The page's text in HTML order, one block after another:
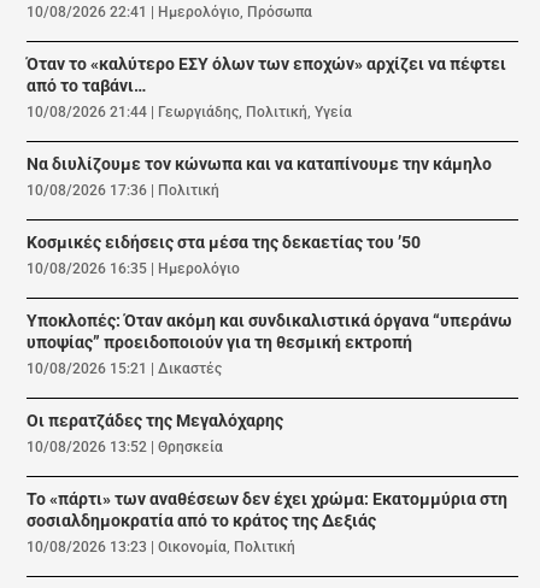
10/08/2026 22:41 Ημερολόγιο, Πρόσωπα
Όταν το «καλύτερο ΕΣΥ όλων των εποχών» αρχίζει να πέφτει
από το ταβάνι…
10/08/2026 21:44 Γεωργιάδης, Πολιτική,Υγεία
Να διυλίζουμε τον κώνωπα και να καταπίνουμε την κάμηλο
10/08/2026 17:36 Πολιτική
Κοσμικές ειδήσεις στα μέσα της δεκαετίας του ’50
10/08/2026 16:35 Ημερολόγιο
Υποκλοπές: Όταν ακόμη και συνδικαλιστικά όργανα “υπεράνω
υποψίας” προειδοποιούν για τη θεσμική εκτροπή
10/08/2026 15:21 |Δικαστές
Οι περατζάδες της Μεγαλόχαρης
10/08/2026 13:52 |Θρησκεία
Το «πάρτι» των αναθέσεων δεν έχει χρώμα: Εκατομμύρια στη
σοσιαλδημοκρατία από το κράτος της Δεξιάς
10/08/2026 13:23 |Οικονομία, Πολιτική